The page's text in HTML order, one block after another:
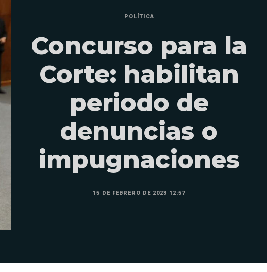
POLÍTICA
Concurso para la
Corte: habilitan
periodo de
denuncias o
impugnaciones
15 DE FEBRERO DE 2023 12:57